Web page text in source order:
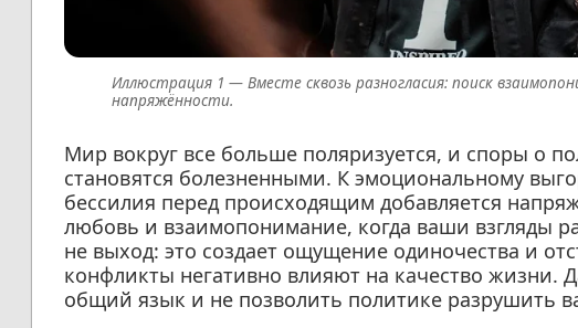
Вместе сквозь разногласия: поиск
напряжённости.
Мир вокруг все больше поляризуется, и споры о
становятся болезненными. К эмоциональному
бессилия перед происходящим добавляется
любовь и взаимопонимание, когда ваши взгляды
не выход: это создает ощущение одиночества и
конфликты негативно влияют на качество жизни.
общий язык и не позволить политике разрушить